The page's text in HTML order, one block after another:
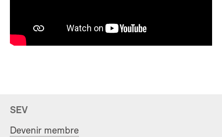
SEV
Devenir membre